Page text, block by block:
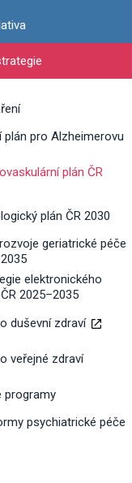
Právo a legislativa
Programy a strategie
plán pro Alzheimerovu
plán ČR
plán ČR 2030
geriatrické péče
elektronického
2025–2035
duševní zdraví
veřejné zdraví
programy
psychiatrické péče